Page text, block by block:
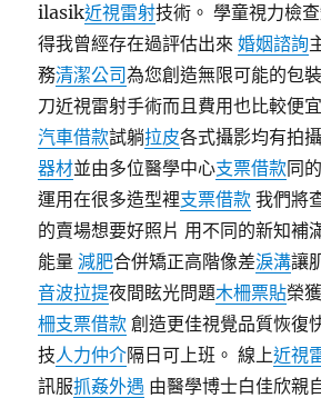
ilasik近視雷射技術。 學童視力檢
得我曾經存在過評估出來婚姻諮詢
務清潔公司為您創造無限可能的包
刀近視雷射手術而且費用也比較便
汽車借款試躺拉皮各式攝影均有拍
器材並由多位醫學中心支票借款同
運用在很多造型裡支票借款 我們將
的賣場想要好照片 用不同的新知補
能量減肥合併矯正高階像差淚溝讓
音波拉提夜間眩光問題木柵票貼榮
柵支票借款 創造更佳視覺品質恢復
技人力仲介隔日可上班。 線上近視
訊服抓姦外遇 由醫學博士白佳欣親